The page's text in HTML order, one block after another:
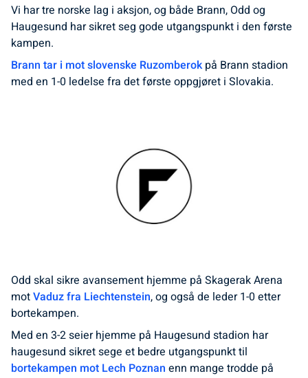
Vi har tre norske lag i aksjon, og både Brann, Odd og
Haugesund har sikret seg gode utgangspunkt i den første
kampen.
Brann tar i mot slovenske Ruzomberokpå Brann stadion
med en 1-0 ledelse fra det første oppgjøret i Slovakia.
Odd skal sikre avansement hjemme på Skagerak Arena
motVaduz fra Liechtenstein, og også de leder 1-0 etter
bortekampen.
Med en 3-2 seier hjemme på Haugesund stadion har
haugesund sikret sege et bedre utgangspunkt til
bortekampen mot Lech Poznan enn mange trodde på